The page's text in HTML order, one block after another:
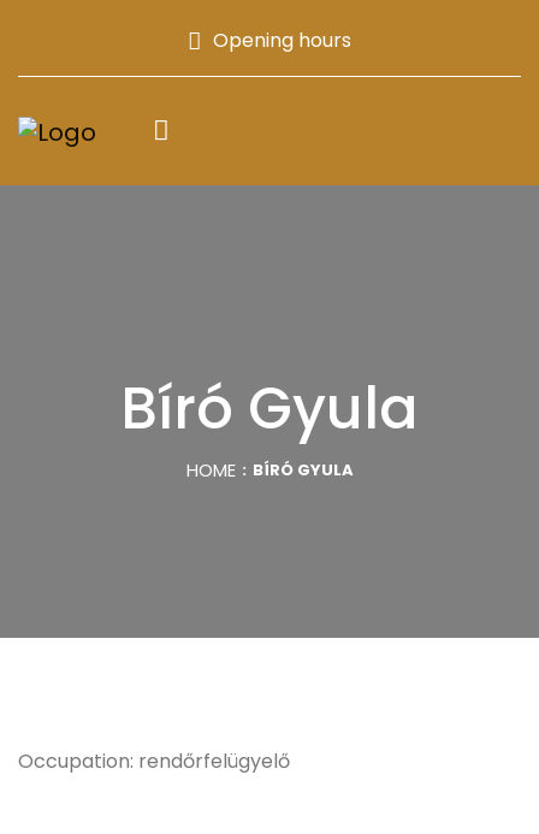
Opening hours
Bíró Gyula
HOME BÍRÓ GYULA
Occupation: rendőrfelügyelő